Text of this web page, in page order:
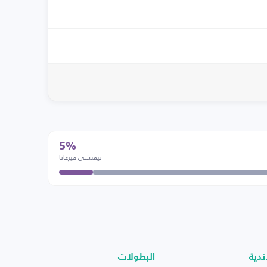
5%
نيفتشي فيرغانا
البطولات